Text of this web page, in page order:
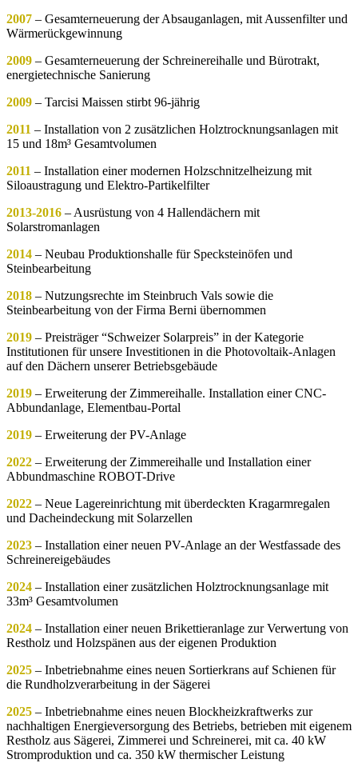
2007 – Gesamterneuerung der Absauganlagen, mit Aussenfilter und
Wärmerückgewinnung
2009 – Gesamterneuerung der Schreinereihalle und Bürotrakt,
energietechnische Sanierung
2009 – Tarcisi Maissen stirbt 96-jährig
2011 – Installation von 2 zusätzlichen Holztrocknungsanlagen mit
15 und 18m³ Gesamtvolumen
2011 – Installation einer modernen Holzschnitzelheizung mit
Siloaustragung und Elektro-Partikelfilter
2013-2016 – Ausrüstung von 4 Hallendächern mit
Solarstromanlagen
2014 – Neubau Produktionshalle für Specksteinöfen und
Steinbearbeitung
2018 – Nutzungsrechte im Steinbruch Vals sowie die
Steinbearbeitung von der Firma Berni übernommen
2019 – Preisträger “Schweizer Solarpreis” in der Kategorie
Institutionen für unsere Investitionen in die Photovoltaik-Anlagen
auf den Dächern unserer Betriebsgebäude
2019 – Erweiterung der Zimmereihalle. Installation einer CNC-
Abbundanlage, Elementbau-Portal
2019 – Erweiterung der PV-Anlage
2022 – Erweiterung der Zimmereihalle und Installation einer
Abbundmaschine ROBOT-Drive
2022 – Neue Lagereinrichtung mit überdeckten Kragarmregalen
und Dacheindeckung mit Solarzellen
2023 – Installation einer neuen PV-Anlage an der Westfassade des
Schreinereigebäudes
2024 – Installation einer zusätzlichen Holztrocknungsanlage mit
33m³ Gesamtvolumen
2024 – Installation einer neuen Brikettieranlage zur Verwertung von
Restholz und Holzspänen aus der eigenen Produktion
2025 – Inbetriebnahme eines neuen Sortierkrans auf Schienen für
die Rundholzverarbeitung in der Sägerei
2025 – Inbetriebnahme eines neuen Blockheizkraftwerks zur
nachhaltigen Energieversorgung des Betriebs, betrieben mit eigenem
Restholz aus Sägerei, Zimmerei und Schreinerei, mit ca. 40 kW
Stromproduktion und ca. 350 kW thermischer Leistung